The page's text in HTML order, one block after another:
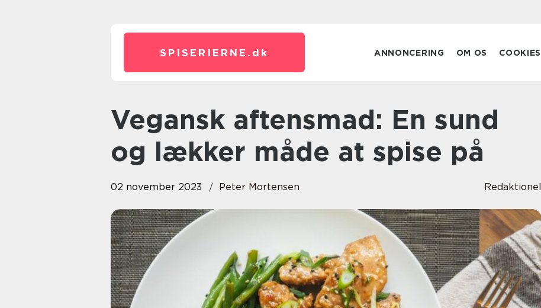
SPISERIERNE. dk ANNONCERING OM OS COOKIES
Vegansk aftensmad: En sund
og lækker måde at spise på
02 november 2023 Peter Mortensen Redaktionel